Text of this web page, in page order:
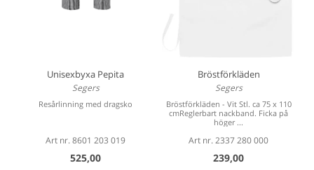
Unisexbyxa Pepita
Segers
Resårlinning med dragsko
Art nr. 8601 203 019
525,00
Bröstförkläden
Segers
Bröstförkläden - Vit Stl. ca 75 x 110
cmReglerbart nackband. Ficka på
höger ...
Art nr. 2337 280 000
239,00